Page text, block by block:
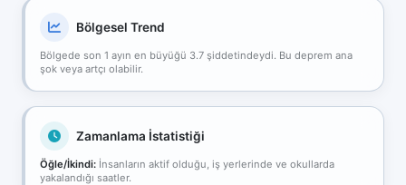
Bölgesel Trend
Bölgede son 1 ayın en büyüğü 3.7 şiddetindeydi. Bu deprem ana
şok veya artçı olabilir.
Zamanlama İstatistiği
Öğle/İkindi: İnsanların aktif olduğu, iş yerlerinde ve okullarda
yakalandığı saatler.